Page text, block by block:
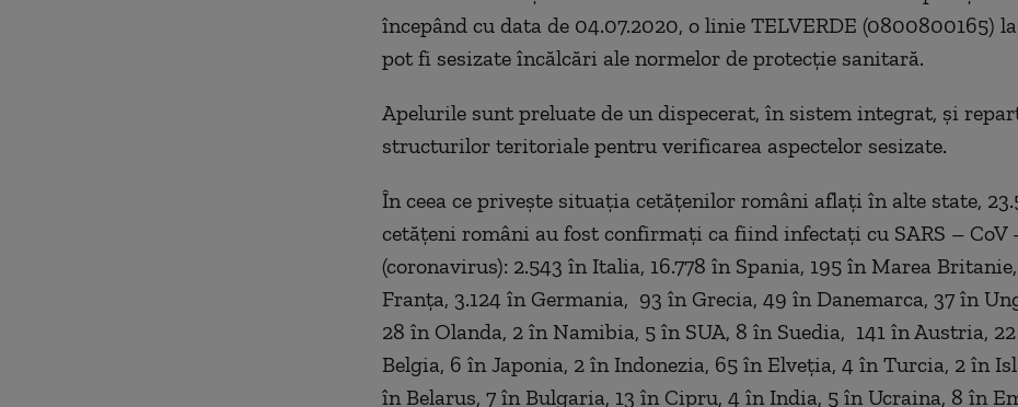
începând cu data de 04.07.2020, o linie TELVERDE (0800800165)
pot fi sesizate încălcări ale normelor de protecție sanitară.
Apelurile sunt preluate de un dispecerat, în sistem integrat, și
structurilor teritoriale pentru verificarea aspectelor sesizate.
În ceea ce privește situația cetățenilor români aflați în alte state,
cetățeni români au fost confirmați ca fiind infectați cu SARS – CoV
(coronavirus): 2.543 în Italia, 16.778 în Spania, 195 în Marea
Franța, 3.124 în Germania, 93 în Grecia, 49 în Danemarca, 37 în
28 în Olanda, 2 în Namibia, 5 în SUA, 8 în Suedia, 141 în Austria,
Belgia, 6 în Japonia, 2 în Indonezia, 65 în Elveția, 4 în Turcia, 2 în
în Belarus, 7 în Bulgaria, 13 în Cipru, 4 în India, 5 în Ucraina, 8 în